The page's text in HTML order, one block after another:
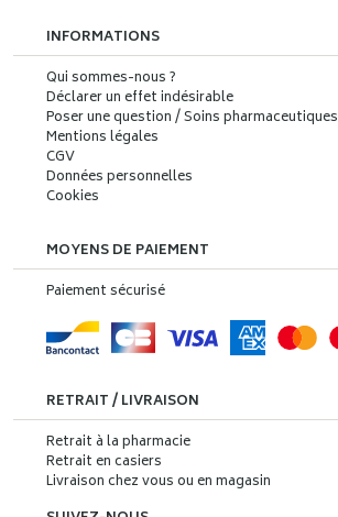
INFORMATIONS
Qui sommes-nous ?
Déclarer un effet indésirable
Poser une question / Soins pharmaceutiques
Mentions légales
CGV
Données personnelles
Cookies
MOYENS DE PAIEMENT
Paiement sécurisé
RETRAIT / LIVRAISON
Retrait à la pharmacie
Retrait en casiers
Livraison chez vous ou en magasin